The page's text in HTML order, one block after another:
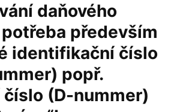
daňového
především
identifikační číslo
popř.
(D-nummer)